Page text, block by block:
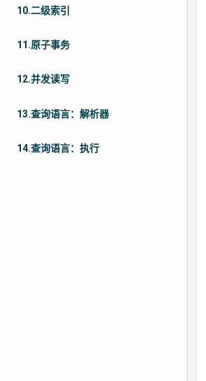
10.二级索引
11.原子事务
12.并发读写
13.查询语言：解析器
14.查询语言：执行